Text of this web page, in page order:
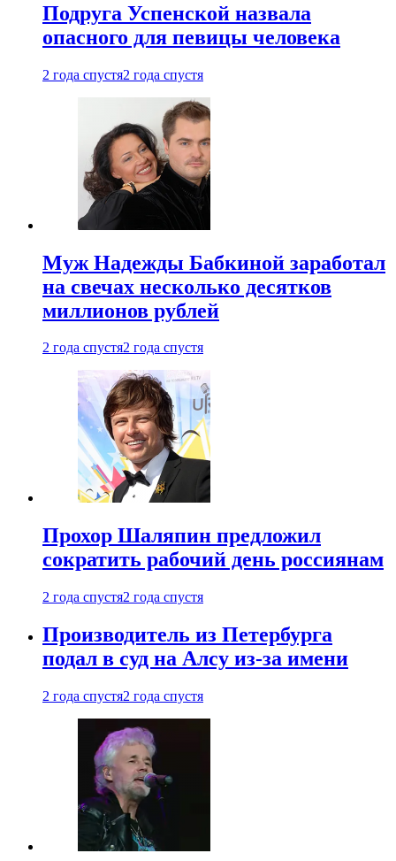
Подруга Успенской назвала
опасного для певицы человека
2 года спустя2 года спустя
Муж Надежды Бабкиной заработал
на свечах несколько десятков
миллионов рублей
2 года спустя2 года спустя
Прохор Шаляпин предложил
сократить рабочий день россиянам
2 года спустя2 года спустя
Производитель из Петербурга
подал в суд на Алсу из-за имени
2 года спустя2 года спустя